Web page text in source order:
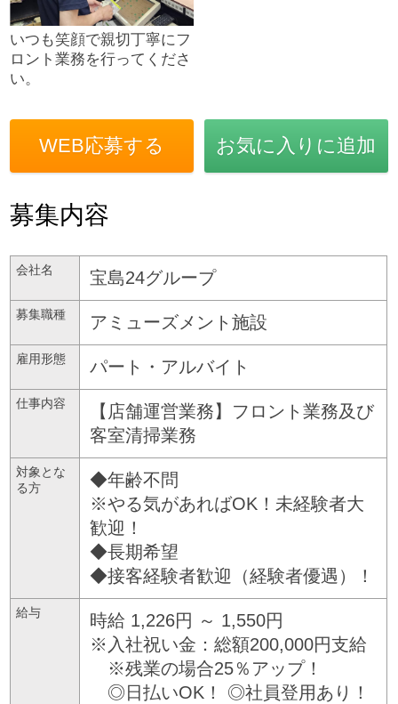
いつも笑顔で親切丁寧にフ
ロント業務を行ってくださ
い。
WEB応募する お気に入りに追加
募集内容
会社名 宝島24グループ
募集職種 アミューズメント施設
雇用形態 パート・アルバイト
仕事内容
【店舗運営業務】フロント業務及び
客室清掃業務
対象とな
る方
◆年齢不問
※やる気があればOK！未経験者大
歓迎！
◆長期希望
◆接客経験者歓迎（経験者優遇）！
給与
時給 1,226円 ～ 1,550円
※入社祝い金：総額200,000円支給
※残業の場合25％アップ！
◎日払いOK！ ◎社員登用あり！